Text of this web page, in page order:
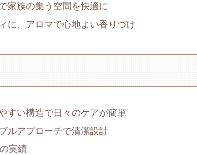
家族の集う空間を快適に
に、アロマで心地よい香りづけ
すい構造で日々のケアが簡単
ルアプローチで清潔設計
実績